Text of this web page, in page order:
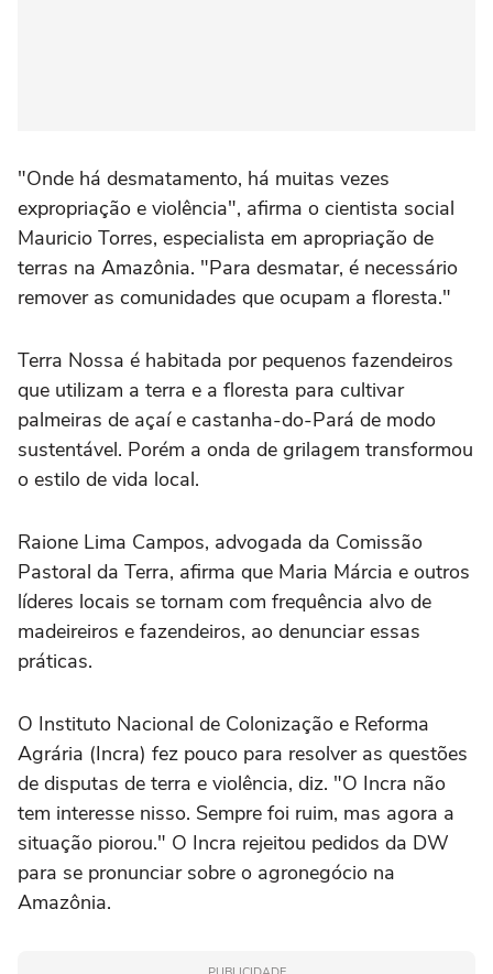
"Onde há desmatamento, há muitas vezes
expropriação e violência", afirma o cientista social
Mauricio Torres, especialista em apropriação de
terras na Amazônia. "Para desmatar, é necessário
remover as comunidades que ocupam a floresta."
Terra Nossa é habitada por pequenos fazendeiros
que utilizam a terra e a floresta para cultivar
palmeiras de açaí e castanha-do-Pará de modo
sustentável. Porém a onda de grilagem transformou
o estilo de vida local.
Raione Lima Campos, advogada da Comissão
Pastoral da Terra, afirma que Maria Márcia e outros
líderes locais se tornam com frequência alvo de
madeireiros e fazendeiros, ao denunciar essas
práticas.
O Instituto Nacional de Colonização e Reforma
Agrária (Incra) fez pouco para resolver as questões
de disputas de terra e violência, diz. "O Incra não
tem interesse nisso. Sempre foi ruim, mas agora a
situação piorou." O Incra rejeitou pedidos da DW
para se pronunciar sobre o agronegócio na
Amazônia.